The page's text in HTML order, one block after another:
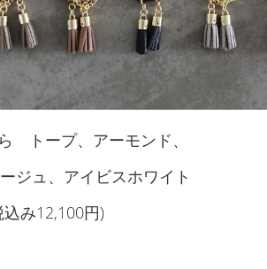
トープ、アーモンド、
ジュ、アイビスホワイト
み12,100円)